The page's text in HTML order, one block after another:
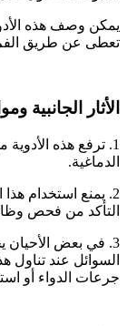
يمكن وصف هذه
تعطى عن طريق
الأثار الجانبية
1. ترفع هذه
الدماغية.
2. يمنع استخدام
التأكد من فحص
3. في بعض
السوائل عند تناول
جرعات الدواء أو